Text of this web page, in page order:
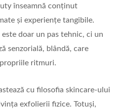
înseamnă conținut
și experiențe tangibile.
doar un pas tehnic, ci un
senzorială, blândă, care
ritmuri.
cu filosofia skincare‑ului
exfolierii fizice. Totuși,